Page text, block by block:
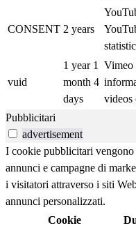
CONSENT 2 years
vuid
1 year 1
month 4
days
Vimeo
videos
Pubblicitari
advertisement
I cookie pubblicitari
annunci e campagne di
i visitatori attraverso i siti
annunci personalizzati.
Cookie